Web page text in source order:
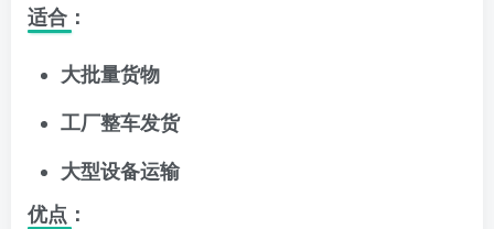
适合：
大批量货物
工厂整车发货
大型设备运输
优点：